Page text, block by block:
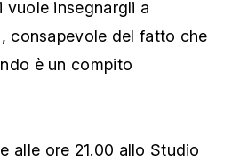
vuole insegnargli a
consapevole del fatto che
è un compito
alle ore 21.00 allo Studio